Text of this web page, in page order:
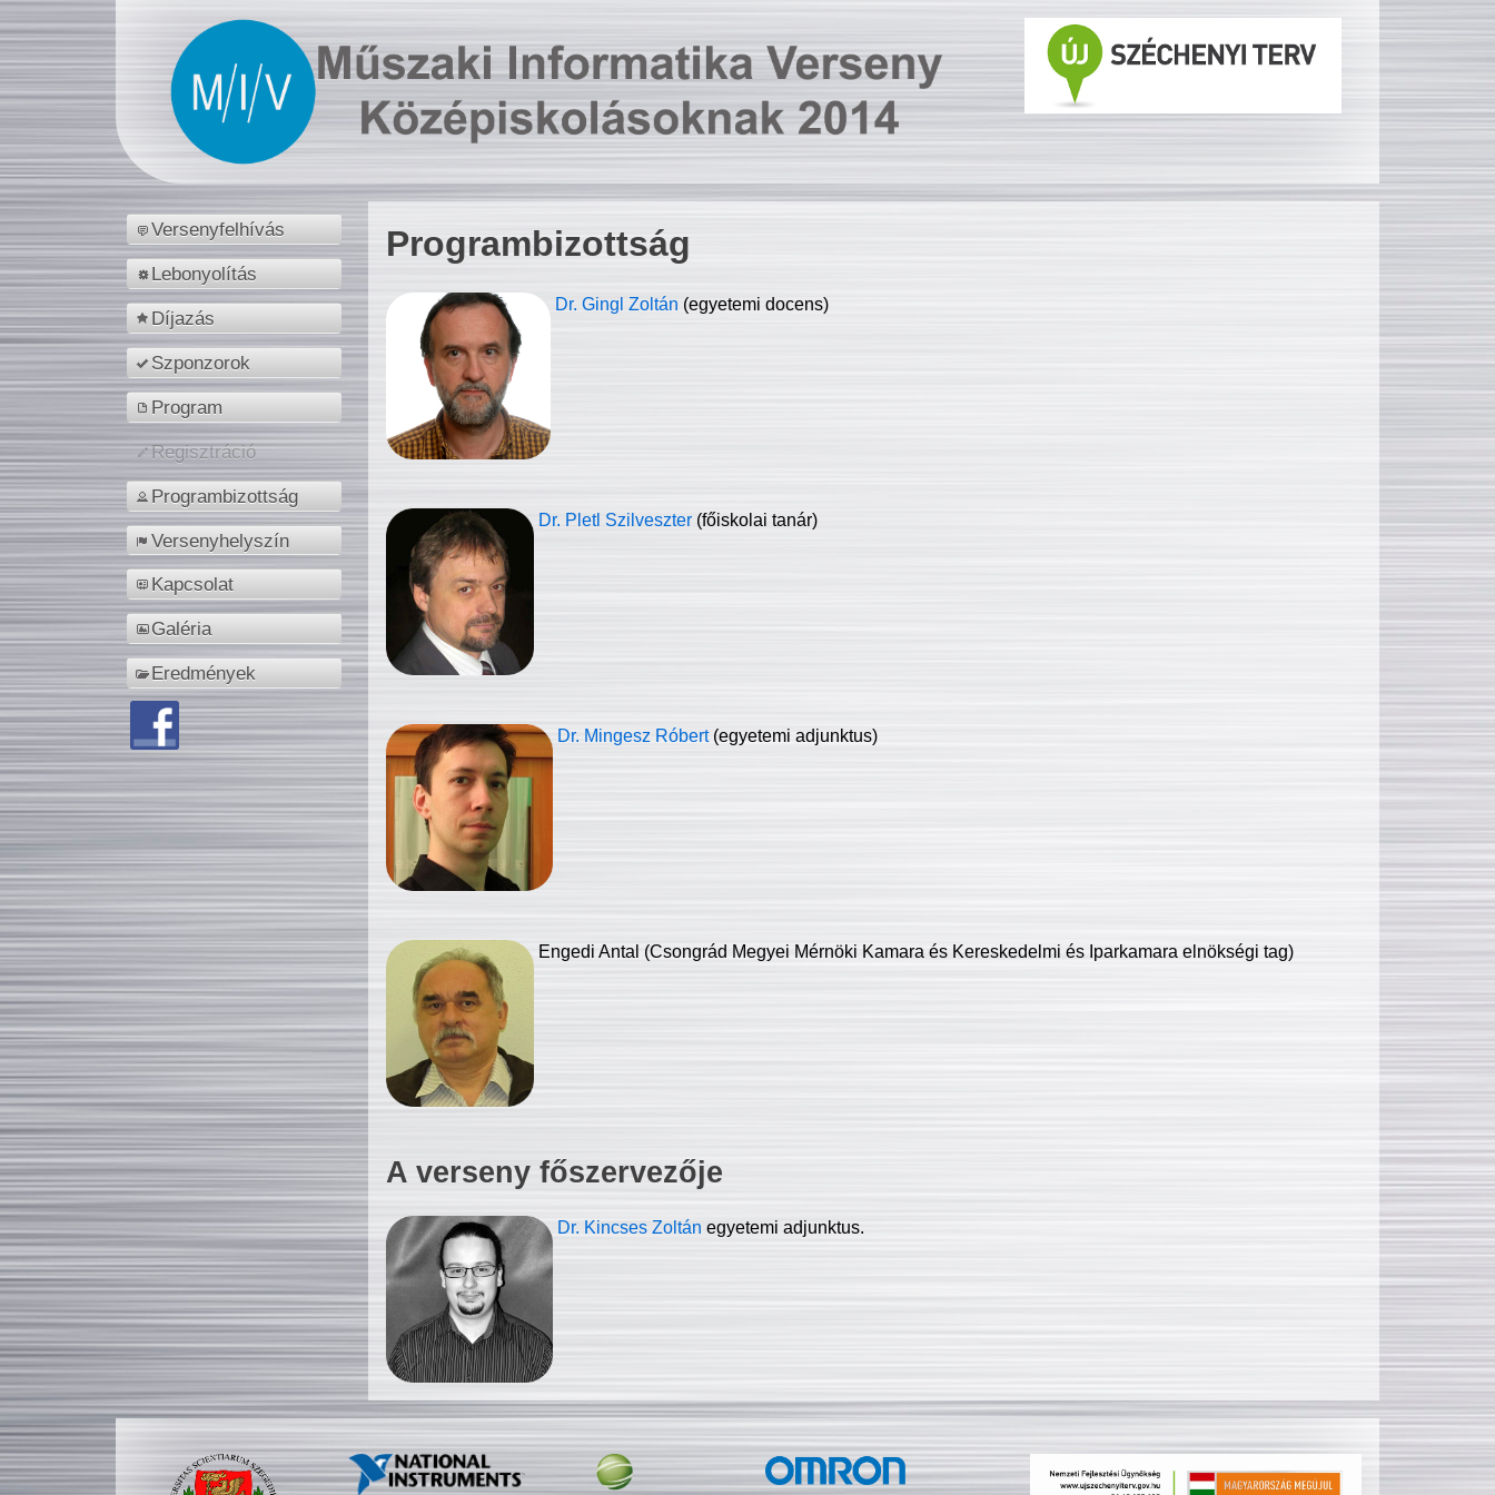
Versenyfelhívás
Lebonyolítás
Díjazás
Szponzorok
Program
Regisztráció
Programbizottság
Versenyhelyszín
Kapcsolat
Galéria
Eredmények
Programbizottság
Dr. Gingl Zoltán (egyetemi docens)
Dr. Pletl Szilveszter (főiskolai tanár)
Dr. Mingesz Róbert (egyetemi adjunktus)
Engedi Antal (Csongrád Megyei Mérnöki Kamara és Kereskedelmi és Iparkamara elnökségi tag)
A verseny főszervezője
Dr. Kincses Zoltán egyetemi adjunktus.